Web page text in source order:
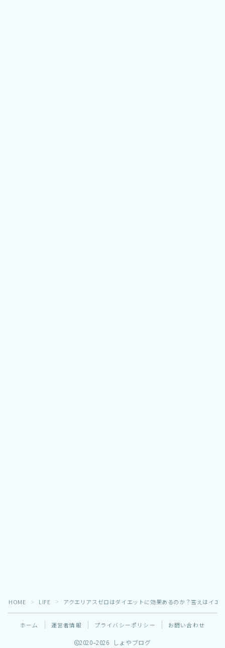
HOME ＞ LIFE ＞ アクエリアスゼロはダイエットに効果あるのか？答えはイエ
ホーム 運営者情報 プライバシーポリシー お問い合わせ
2020–2026 しょやブログ